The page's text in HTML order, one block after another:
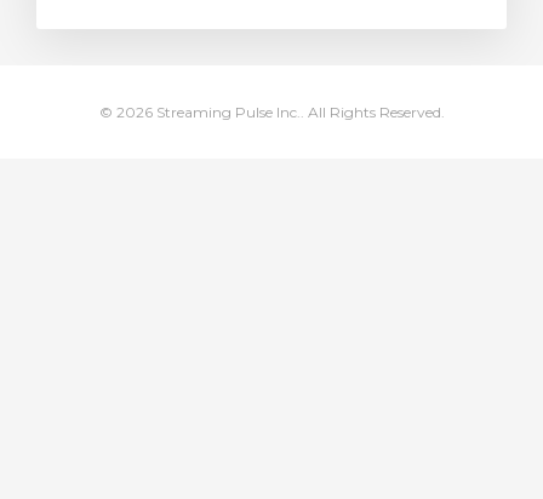
© 2026 Streaming Pulse Inc.. All Rights Reserved.